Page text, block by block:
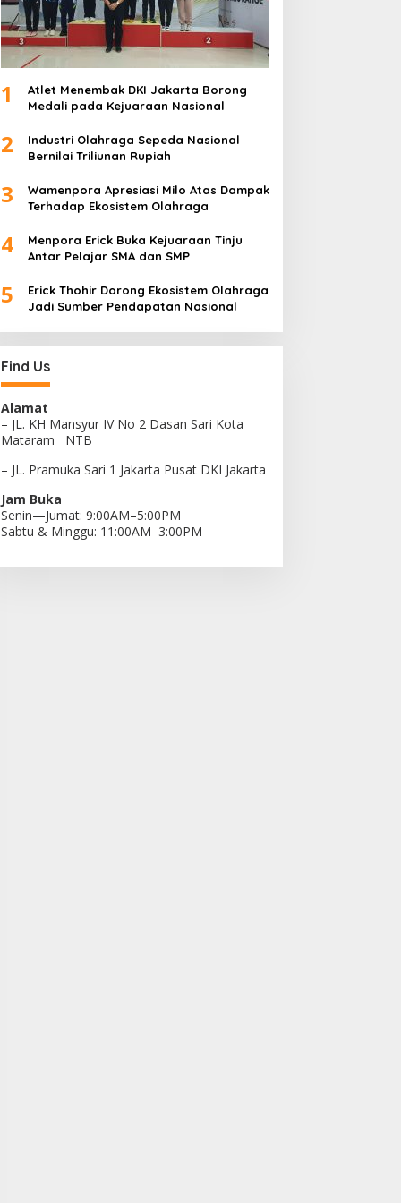
1
Atlet Menembak DKI Jakarta Borong
Medali pada Kejuaraan Nasional
2
Industri Olahraga Sepeda Nasional
Bernilai Triliunan Rupiah
3
Wamenpora Apresiasi Milo Atas Dampak
Terhadap Ekosistem Olahraga
4
Menpora Erick Buka Kejuaraan Tinju
Antar Pelajar SMA dan SMP
5
Erick Thohir Dorong Ekosistem Olahraga
Jadi Sumber Pendapatan Nasional
Find Us
Alamat
– JL. KH Mansyur IV No 2 Dasan Sari Kota
Mataram NTB
– JL. Pramuka Sari 1 Jakarta Pusat DKI Jakarta
Jam Buka
Senin—Jumat: 9:00AM–5:00PM
Sabtu & Minggu: 11:00AM–3:00PM